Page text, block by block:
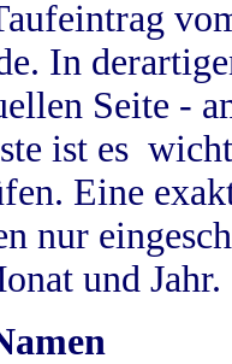
In
Seite -
ist es
Eine
nur
und Jahr.